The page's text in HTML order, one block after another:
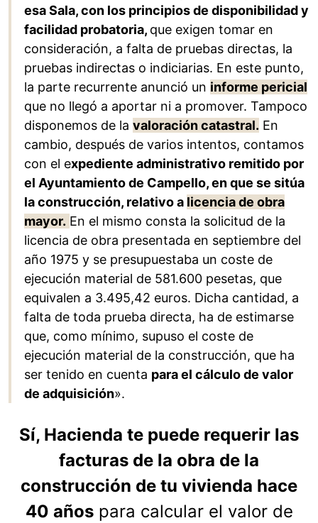
esa Sala, con los principios de disponibilidad y
facilidad probatoria, que exigen tomar en
consideración, a falta de pruebas directas, la
pruebas indirectas o indiciarias. En este punto,
la parte recurrente anunció un informe pericial
que no llegó a aportar ni a promover. Tampoco
disponemos de la valoración catastral. En
cambio, después de varios intentos, contamos
con el expediente administrativo remitido por
el Ayuntamiento de Campello, en que se sitúa
la construcción, relativo a licencia de obra
mayor. En el mismo consta la solicitud de la
licencia de obra presentada en septiembre del
año 1975 y se presupuestaba un coste de
ejecución material de 581.600 pesetas, que
equivalen a 3.495,42 euros. Dicha cantidad, a
falta de toda prueba directa, ha de estimarse
que, como mínimo, supuso el coste de
ejecución material de la construcción, que ha
ser tenido en cuenta para el cálculo de valor
de adquisición».
Sí, Hacienda te puede requerir las
facturas de la obra de la
construcción de tu vivienda hace
40 añospara calcular el valor de